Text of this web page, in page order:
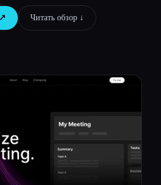
↗︎ Читать обзор ↓︎